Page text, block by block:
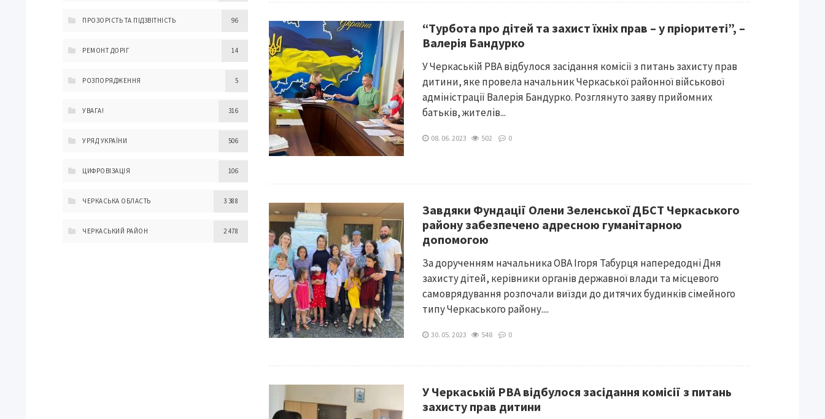
“Турбота про дітей та захист їхніх прав – у пріоритеті”, –
Валерія Бандурко
У Черкаській РВА відбулося засідання комісії з питань захисту прав
дитини, яке провела начальник Черкаської районної військової
адміністрації Валерія Бандурко. Розглянуто заяву прийомних
батьків, жителів...
08. 06. 2023 502 0
Завдяки Фундації Олени Зеленської ДБСТ Черкаського
району забезпечено адресною гуманітарною
допомогою
За дорученням начальника ОВА Ігоря Табурця напередодні Дня
захисту дітей, керівники органів державної влади та місцевого
самоврядування розпочали виїзди до дитячих будинків сімейного
типу Черкаського району....
30. 05. 2023 548 0
У Черкаській РВА відбулося засідання комісії з питань
захисту прав дитини
ПРОЗОРІСТЬ ТА ПІДЗВІТНІСТЬ 96
РЕМОНТ ДОРІГ 14
РОЗПОРЯДЖЕННЯ 5
УВАГА! 316
УРЯД УКРАЇНИ 506
ЦИФРОВІЗАЦІЯ 106
ЧЕРКАСЬКА ОБЛАСТЬ 3 388
ЧЕРКАСЬКИЙ РАЙОН 2 478